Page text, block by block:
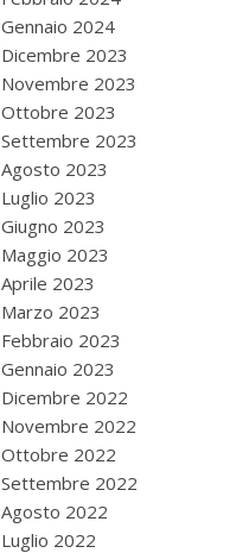
Gennaio 2024
Dicembre 2023
Novembre 2023
Ottobre 2023
Settembre 2023
Agosto 2023
Luglio 2023
Giugno 2023
Maggio 2023
Aprile 2023
Marzo 2023
Febbraio 2023
Gennaio 2023
Dicembre 2022
Novembre 2022
Ottobre 2022
Settembre 2022
Agosto 2022
Luglio 2022